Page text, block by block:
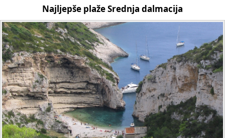
Najljepše plaže Srednja dalmacija